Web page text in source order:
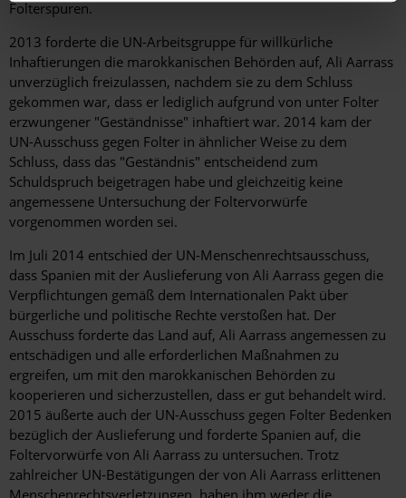
Folterspuren.
2013 forderte die UN-Arbeitsgruppe für willkürliche
Inhaftierungen die marokkanischen Behörden auf, Ali Aarrass
unverzüglich freizulassen, nachdem sie zu dem Schluss
gekommen war, dass er lediglich aufgrund von unter Folter
erzwungener "Geständnisse" inhaftiert war. 2014 kam der
UN-Ausschuss gegen Folter in ähnlicher Weise zu dem
Schluss, dass das "Geständnis" entscheidend zum
Schuldspruch beigetragen habe und gleichzeitig keine
angemessene Untersuchung der Foltervorwürfe
vorgenommen worden sei.
Im Juli 2014 entschied der UN-Menschenrechtsausschuss,
dass Spanien mit der Auslieferung von Ali Aarrass gegen die
Verpflichtungen gemäß dem Internationalen Pakt über
bürgerliche und politische Rechte verstoßen hat. Der
Ausschuss forderte das Land auf, Ali Aarrass angemessen zu
entschädigen und alle erforderlichen Maßnahmen zu
ergreifen, um mit den marokkanischen Behörden zu
kooperieren und sicherzustellen, dass er gut behandelt wird.
2015 äußerte auch der UN-Ausschuss gegen Folter Bedenken
bezüglich der Auslieferung und forderte Spanien auf, die
Foltervorwürfe von Ali Aarrass zu untersuchen. Trotz
zahlreicher UN-Bestätigungen der von Ali Aarrass erlittenen